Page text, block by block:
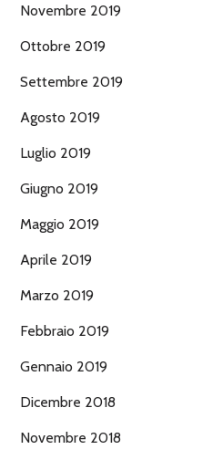
Novembre 2019
Ottobre 2019
Settembre 2019
Agosto 2019
Luglio 2019
Giugno 2019
Maggio 2019
Aprile 2019
Marzo 2019
Febbraio 2019
Gennaio 2019
Dicembre 2018
Novembre 2018